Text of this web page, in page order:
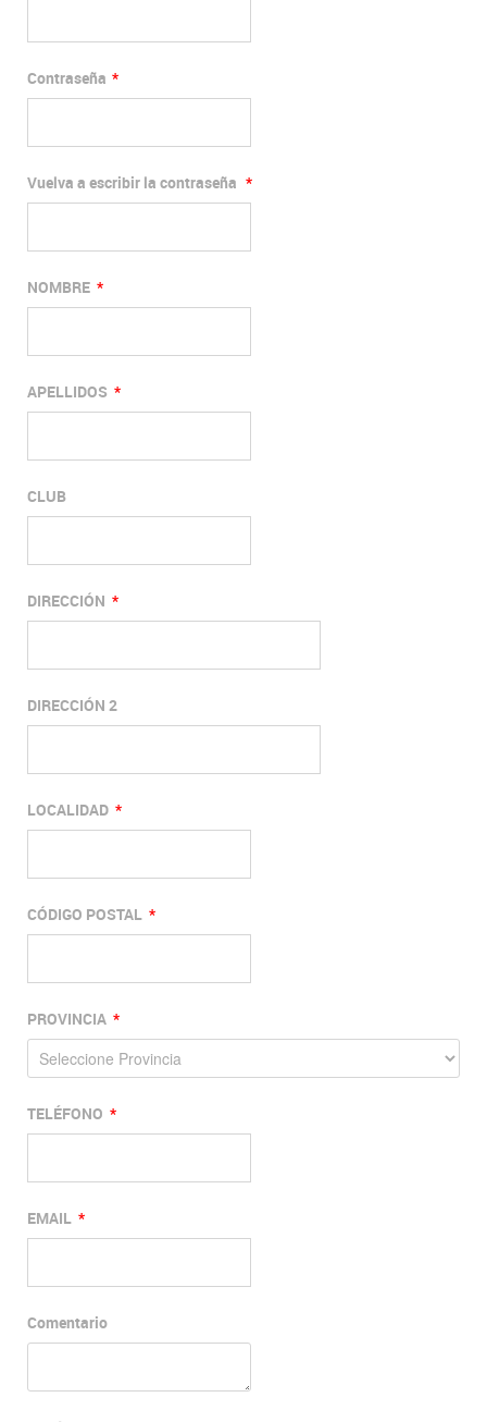
Contraseña *
Vuelva a escribir la contraseña *
NOMBRE *
APELLIDOS *
CLUB
DIRECCIÓN *
DIRECCIÓN 2
LOCALIDAD *
CÓDIGO POSTAL *
PROVINCIA *
TELÉFONO *
EMAIL *
Comentario